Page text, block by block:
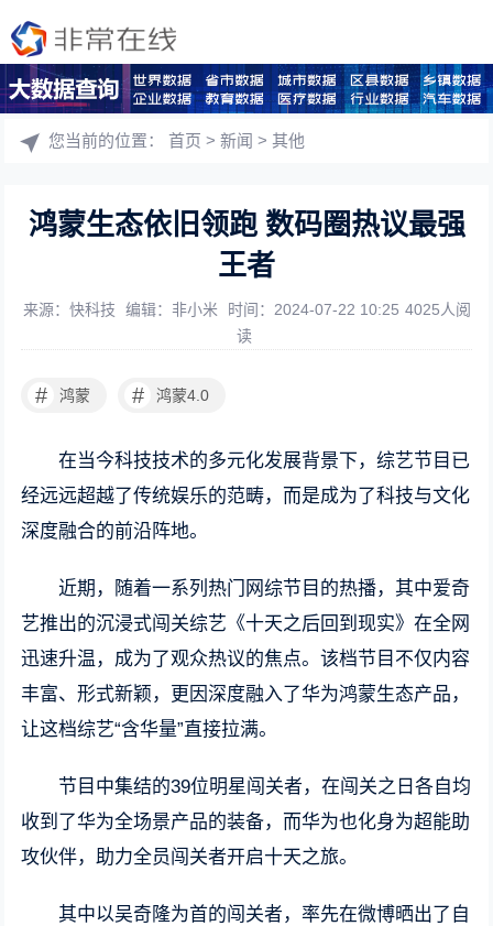
您当前的位置：首页 >新闻 >其他
鸿蒙生态依旧领跑 数码圈热议最强
王者
来源：快科技 编辑：非小米 时间：2024-07-22 10:25 4025人阅
读
# 鸿蒙 # 鸿蒙4.0
在当今科技技术的多元化发展背景下，综艺节目已
经远远超越了传统娱乐的范畴，而是成为了科技与文化
深度融合的前沿阵地。
近期，随着一系列热门网综节目的热播，其中爱奇
艺推出的沉浸式闯关综艺《十天之后回到现实》在全网
迅速升温，成为了观众热议的焦点。该档节目不仅内容
丰富、形式新颖，更因深度融入了华为鸿蒙生态产品，
让这档综艺“含华量”直接拉满。
节目中集结的39位明星闯关者，在闯关之日各自均
收到了华为全场景产品的装备，而华为也化身为超能助
攻伙伴，助力全员闯关者开启十天之旅。
其中以吴奇隆为首的闯关者，率先在微博晒出了自